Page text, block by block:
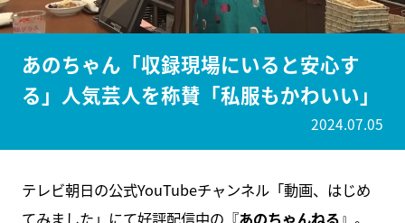
あのちゃん「収録現場にいると安心す
る」人気芸人を称賛「私服もかわいい」
2024.07.05
テレビ朝日の公式YouTubeチャンネル「動画、はじめ
てみました」にて好評配信中の『あのちゃんねる』。